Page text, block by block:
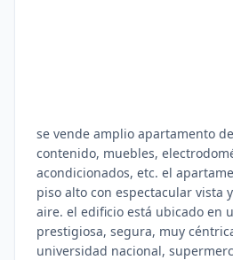
se vende amplio apartamento
contenido, muebles,
acondicionados, etc. el
piso alto con espectacular vista
aire. el edificio está ubicado en
prestigiosa, segura, muy
universidad nacional,